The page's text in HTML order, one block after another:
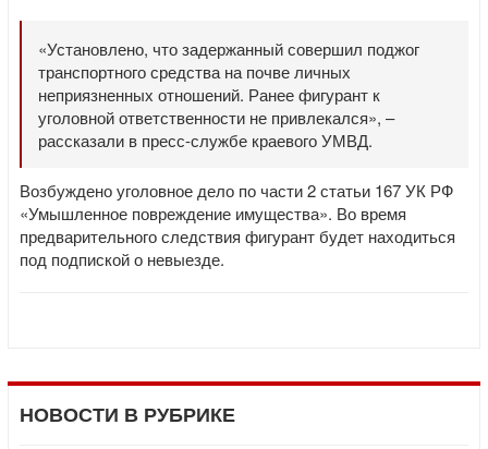
«Установлено, что задержанный совершил поджог
транспортного средства на почве личных
неприязненных отношений. Ранее фигурант к
уголовной ответственности не привлекался», –
рассказали в пресс-службе краевого УМВД.
Возбуждено уголовное дело по части 2 статьи 167 УК РФ
«Умышленное повреждение имущества». Во время
предварительного следствия фигурант будет находиться
под подпиской о невыезде.
НОВОСТИ В РУБРИКЕ